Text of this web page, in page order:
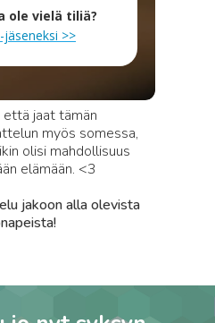
ole vielä tiliä?
jäseneksi >>
että jaat tämän
myös somessa,
olisi mahdollisuus
elämään. <3
jakoon alla olevista